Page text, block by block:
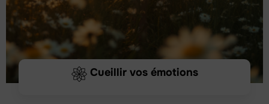
Cueillir vos émotions